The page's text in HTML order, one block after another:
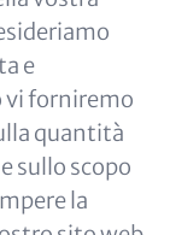
e
vi forniremo
quantità
sullo scopo
la